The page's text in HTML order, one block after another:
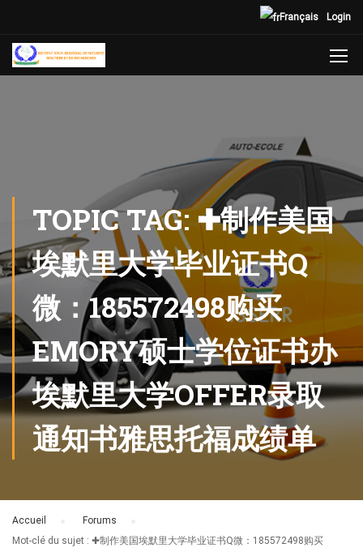
Login
Français
TOPIC TAG: ✚制作美国
埃默里大学毕业证书Q
微：185572498购买
EMORY硕士学位证书办
埃默里大学OFFER录取
通知书雅思托福成绩单
Accueil Forums
Mot-clé du sujet : ✚制作美国埃默里大学毕业证书Q微：185572498购买